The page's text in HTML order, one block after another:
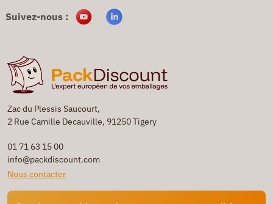
Zac du Plessis Saucourt,
2 Rue Camille Decauville, 91250 Tigery
01 71 63 15 00
info@packdiscount.com
Nous contacter
Suivez-nous :